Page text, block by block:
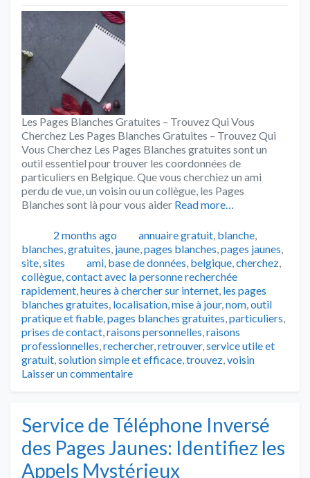
Les Pages Blanches Gratuites – Trouvez Qui Vous
Cherchez Les Pages Blanches Gratuites – Trouvez Qui
Vous Cherchez Les Pages Blanches gratuites sont un
outil essentiel pour trouver les coordonnées de
particuliers en Belgique. Que vous cherchiez un ami
perdu de vue, un voisin ou un collègue, les Pages
Blanches sont là pour vous aider Read more…
Publié2 months ago Catégories
annuaire gratuit, blanche,
blanches,gratuites, jaune,pages blanches,pages jaunes,
site,sites Tags
ami, base de données, belgique,cherchez,
collègue,contact avec la personne recherchée
rapidement,heures à chercher sur internet, les pages
blanches gratuites, localisation,mise à jour,nom,outil
pratique et fiable,pages blanches gratuites,particuliers,
prises de contact,raisons personnelles,raisons
professionnelles,rechercher,retrouver,service utile et
gratuit,solution simple et efficace,trouvez,voisin
Laisser un commentaire
Service de Téléphone Inversé
des Pages Jaunes: Identifiez les
Appels Mystérieux